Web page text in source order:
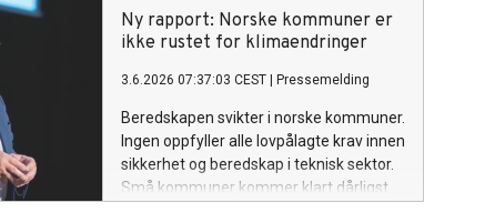
Ny rapport: Norske kommuner er
ikke rustet for klimaendringer
3.6.2026 07:37:03 CEST Pressemelding
Beredskapen svikter i norske kommuner.
Ingen oppfyller alle lovpålagte krav innen
sikkerhet og beredskap i teknisk sektor.
Små kommuner kommer klart dårligst